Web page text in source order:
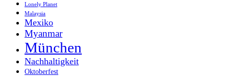
Lonely Planet
Malaysia
Mexiko
Myanmar
München
Nachhaltigkeit
Oktoberfest